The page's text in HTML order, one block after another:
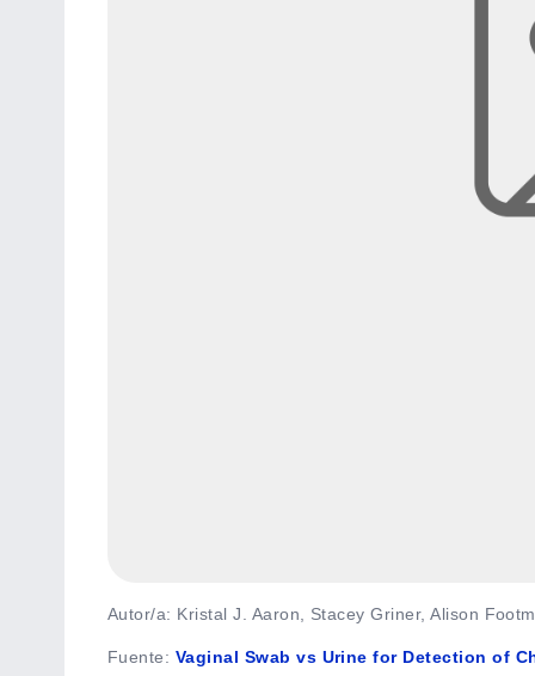
Autor/a: Kristal J. Aaron, Stacey Griner, Alison
Fuente: Vaginal Swab vs Urine for Detection of